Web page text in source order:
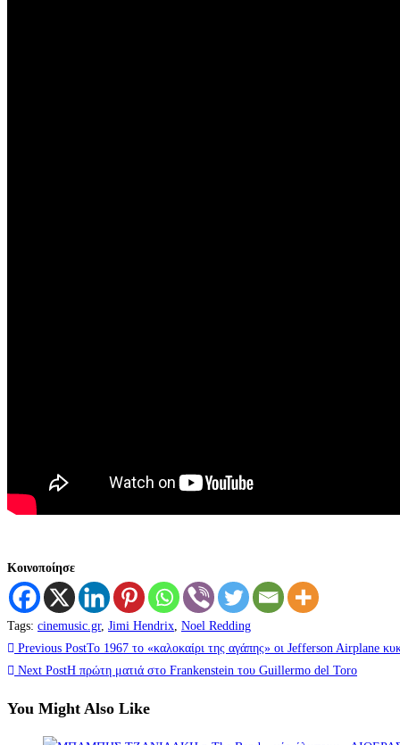
Κοινοποίησε
Tags: cinemusic.gr, Jimi Hendrix, Noel Redding
Read
more
articles
Previous PostTo 1967 το «καλοκαίρι της αγάπης» οι Jefferson Airplane
Next PostΗ πρώτη ματιά στο Frankenstein του Guillermo del Toro
You Might Also Like